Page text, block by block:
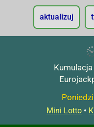
aktualizuj
Mini Lotto •